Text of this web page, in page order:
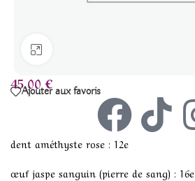
45,00€
Ajouter aux favoris
dent améthyste rose : 12e
œuf jaspe sanguin (pierre de sang) : 16e